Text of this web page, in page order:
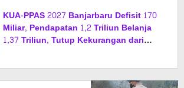
KUA-PPAS 2027 Banjarbaru Defisit 170
Miliar, Pendapatan 1,2 Triliun Belanja
1,37 Triliun, Tutup Kekurangan dari